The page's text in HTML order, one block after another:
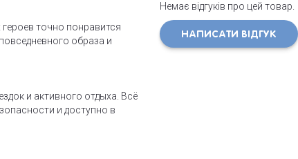
точно понравится
образа и
и активного отдыха. Всё
и доступно в
Немає відгуків про цей товар.
НАПИСАТИ ВІДГУК